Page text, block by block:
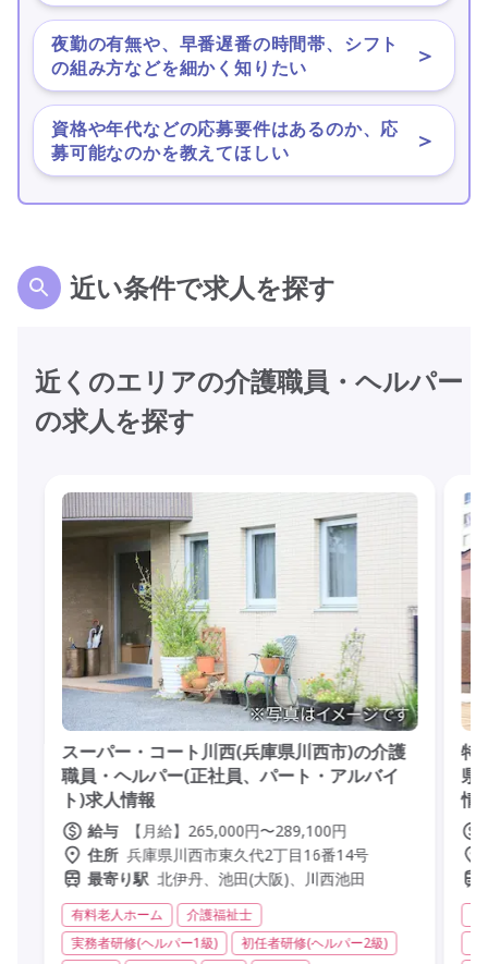
夜勤の有無や、早番遅番の時間帯、シフト
の組み方などを細かく知りたい
＞
資格や年代などの応募要件はあるのか、応
募可能なのかを教えてほしい
＞
近い条件で求人を探す
近くのエリアの介護職員・ヘルパー
の求人を探す
スーパー・コート川西(兵庫県川西市)の介護
職員・ヘルパー(正社員、パート・アルバイ
ト)求人情報
給与
【月給】265,000円〜289,100円
住所 兵庫県川西市東久代2丁目16番14号
最寄り駅 北伊丹、池田(大阪)、川西池田
有料老人ホーム
介護福祉士
実務者研修(ヘルパー1級)
初任者研修(ヘルパー2級)
特
県
情